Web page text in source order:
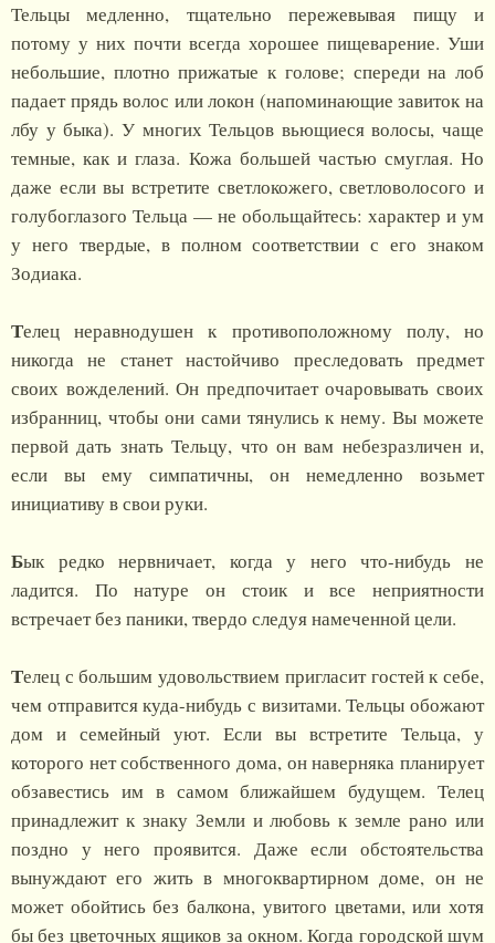
Тельцы медленно, тщательно пережевывая пищу и
потому у них почти всегда хорошее пищеварение. Уши
небольшие, плотно прижатые к голове; спереди на лоб
падает прядь волос или локон (напоминающие завиток на
лбу у быка). У многих Тельцов вьющиеся волосы, чаще
темные, как и глаза. Кожа большей частью смуглая. Но
даже если вы встретите светлокожего, светловолосого и
голубоглазого Тельца — не обольщайтесь: характер и ум
у него твердые, в полном соответствии с его знаком
Зодиака.
Телец неравнодушен к противоположному полу, но
никогда не станет настойчиво преследовать предмет
своих вожделений. Он предпочитает очаровывать своих
избранниц, чтобы они сами тянулись к нему. Вы можете
первой дать знать Тельцу, что он вам небезразличен и,
если вы ему симпатичны, он немедленно возьмет
инициативу в свои руки.
Бык редко нервничает, когда у него что-нибудь не
ладится. По натуре он стоик и все неприятности
встречает без паники, твердо следуя намеченной цели.
Телец с большим удовольствием пригласит гостей к себе,
чем отправится куда-нибудь с визитами. Тельцы обожают
дом и семейный уют. Если вы встретите Тельца, у
которого нет собственного дома, он наверняка планирует
обзавестись им в самом ближайшем будущем. Телец
принадлежит к знаку Земли и любовь к земле рано или
поздно у него проявится. Даже если обстоятельства
вынуждают его жить в многоквартирном доме, он не
может обойтись без балкона, увитого цветами, или хотя
бы без цветочных ящиков за окном. Когда городской шум